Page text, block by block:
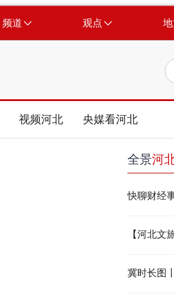
频道 观点
视频河北 央媒看河北
全景河
快聊财经
【河北文
冀时长图